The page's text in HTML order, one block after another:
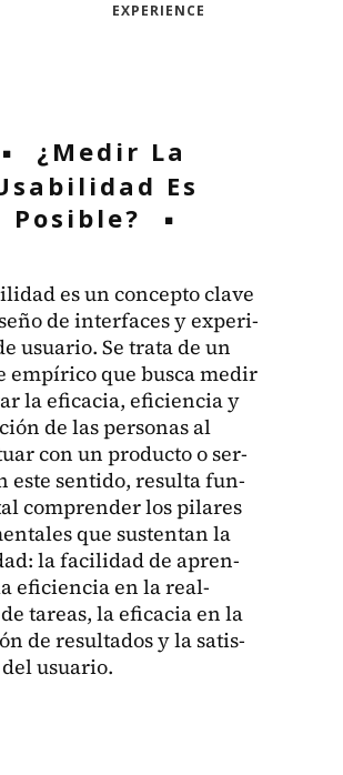
EXPERIENCE
¿Medir La
Es
Posible?
es un con­cep­to clave
de inter­faces y expe­ri­
usuario. Se tra­ta de un
empíri­co que bus­ca medir
la efi­ca­cia, efi­cien­cia y
de las per­sonas al
con un pro­duc­to o ser­
este sen­ti­do, resul­ta fun­
com­pren­der los pilares
que sus­ten­tan la
la facil­i­dad de apren­
efi­cien­cia en la real­
tar­eas, la efi­ca­cia en la
de resul­ta­dos y la sat­is­
usuario.